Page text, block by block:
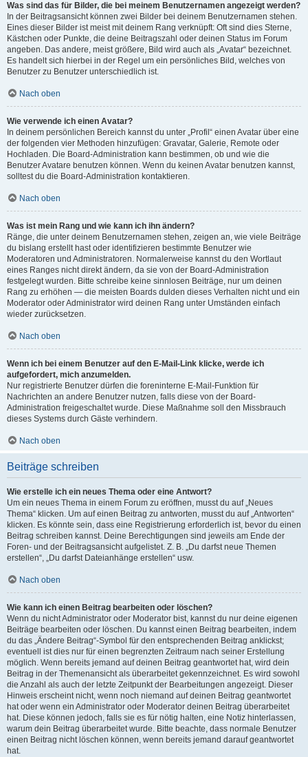
Was sind das für Bilder, die bei meinem Benutzernamen angezeigt werden?
In der Beitragsansicht können zwei Bilder bei deinem Benutzernamen stehen.
Eines dieser Bilder ist meist mit deinem Rang verknüpft: Oft sind dies Sterne,
Kästchen oder Punkte, die deine Beitragszahl oder deinen Status im Forum
angeben. Das andere, meist größere, Bild wird auch als „Avatar“ bezeichnet.
Es handelt sich hierbei in der Regel um ein persönliches Bild, welches von
Benutzer zu Benutzer unterschiedlich ist.
Nach oben
Wie verwende ich einen Avatar?
In deinem persönlichen Bereich kannst du unter „Profil“ einen Avatar über eine
der folgenden vier Methoden hinzufügen: Gravatar, Galerie, Remote oder
Hochladen. Die Board-Administration kann bestimmen, ob und wie die
Benutzer Avatare benutzen können. Wenn du keinen Avatar benutzen kannst,
solltest du die Board-Administration kontaktieren.
Nach oben
Was ist mein Rang und wie kann ich ihn ändern?
Ränge, die unter deinem Benutzernamen stehen, zeigen an, wie viele Beiträge
du bislang erstellt hast oder identifizieren bestimmte Benutzer wie
Moderatoren und Administratoren. Normalerweise kannst du den Wortlaut
eines Ranges nicht direkt ändern, da sie von der Board-Administration
festgelegt wurden. Bitte schreibe keine sinnlosen Beiträge, nur um deinen
Rang zu erhöhen — die meisten Boards dulden dieses Verhalten nicht und ein
Moderator oder Administrator wird deinen Rang unter Umständen einfach
wieder zurücksetzen.
Nach oben
Wenn ich bei einem Benutzer auf den E-Mail-Link klicke, werde ich
aufgefordert, mich anzumelden.
Nur registrierte Benutzer dürfen die foreninterne E-Mail-Funktion für
Nachrichten an andere Benutzer nutzen, falls diese von der Board-
Administration freigeschaltet wurde. Diese Maßnahme soll den Missbrauch
dieses Systems durch Gäste verhindern.
Nach oben
Beiträge schreiben
Wie erstelle ich ein neues Thema oder eine Antwort?
Um ein neues Thema in einem Forum zu eröffnen, musst du auf „Neues
Thema“ klicken. Um auf einen Beitrag zu antworten, musst du auf „Antworten“
klicken. Es könnte sein, dass eine Registrierung erforderlich ist, bevor du einen
Beitrag schreiben kannst. Deine Berechtigungen sind jeweils am Ende der
Foren- und der Beitragsansicht aufgelistet. Z. B. „Du darfst neue Themen
erstellen“, „Du darfst Dateianhänge erstellen“ usw.
Nach oben
Wie kann ich einen Beitrag bearbeiten oder löschen?
Wenn du nicht Administrator oder Moderator bist, kannst du nur deine eigenen
Beiträge bearbeiten oder löschen. Du kannst einen Beitrag bearbeiten, indem
du das „Ändere Beitrag“-Symbol für den entsprechenden Beitrag anklickst;
eventuell ist dies nur für einen begrenzten Zeitraum nach seiner Erstellung
möglich. Wenn bereits jemand auf deinen Beitrag geantwortet hat, wird dein
Beitrag in der Themenansicht als überarbeitet gekennzeichnet. Es wird sowohl
die Anzahl als auch der letzte Zeitpunkt der Bearbeitungen angezeigt. Dieser
Hinweis erscheint nicht, wenn noch niemand auf deinen Beitrag geantwortet
hat oder wenn ein Administrator oder Moderator deinen Beitrag überarbeitet
hat. Diese können jedoch, falls sie es für nötig halten, eine Notiz hinterlassen,
warum dein Beitrag überarbeitet wurde. Bitte beachte, dass normale Benutzer
einen Beitrag nicht löschen können, wenn bereits jemand darauf geantwortet
hat.